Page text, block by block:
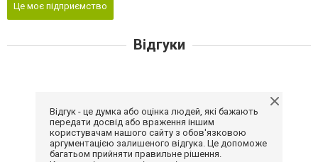
Це моє підприємство
Відгуки
Відгук - це думка або оцінка людей, які бажають
передати досвід або враження іншим
користувачам нашого сайту з обов'язковою
аргументацією залишеного відгука. Це допоможе
багатьом прийняти правильне рішення.